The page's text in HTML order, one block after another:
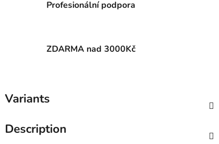
Profesionální podpora
ZDARMA nad 3000Kč
Variants
Description